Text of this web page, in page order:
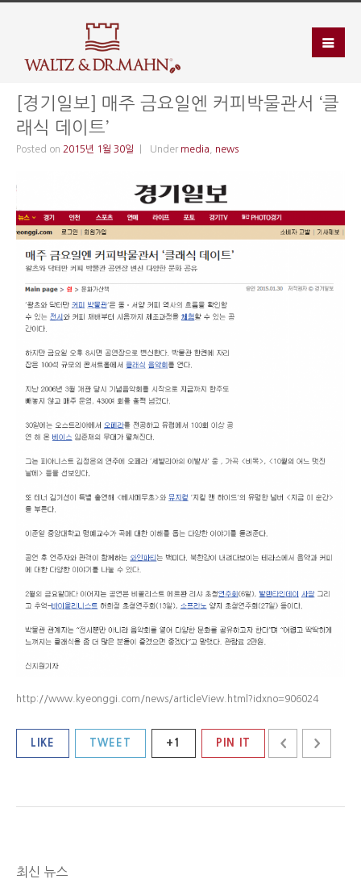
[경기일보] 매주 금요일엔 커피박물관서 ‘클
래식 데이트’
Posted on 2015년 1월 30일 Under media news
http://www.kyeonggi.com/news/articleView.html?idxno=906024
LIKE TWEET +1 PIN IT
최신 뉴스